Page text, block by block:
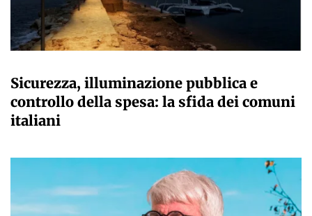
Sicurezza, illuminazione pubblica e
controllo della spesa: la sfida dei comuni
italiani